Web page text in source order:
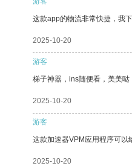
这款app的物流非常快捷，我
2025-10-20
游客
梯子神器，ins随便看，美美哒
2025-10-20
游客
这款加速器VPM应用程序可以
2025-10-20